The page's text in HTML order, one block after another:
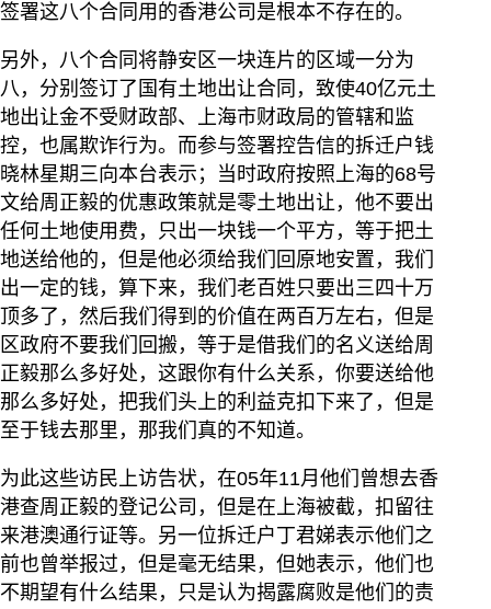
签署这八个合同用的香港公司是根本不存在的。
另外，八个合同将静安区一块连片的区域一分为
八，分别签订了国有土地出让合同，致使40亿元土
地出让金不受财政部、上海市财政局的管辖和监
控，也属欺诈行为。而参与签署控告信的拆迁户钱
晓林星期三向本台表示；当时政府按照上海的68号
文给周正毅的优惠政策就是零土地出让，他不要出
任何土地使用费，只出一块钱一个平方，等于把土
地送给他的，但是他必须给我们回原地安置，我们
出一定的钱，算下来，我们老百姓只要出三四十万
顶多了，然后我们得到的价值在两百万左右，但是
区政府不要我们回搬，等于是借我们的名义送给周
正毅那么多好处，这跟你有什么关系，你要送给他
那么多好处，把我们头上的利益克扣下来了，但是
至于钱去那里，那我们真的不知道。
为此这些访民上访告状，在05年11月他们曾想去香
港查周正毅的登记公司，但是在上海被截，扣留往
来港澳通行证等。另一位拆迁户丁君娣表示他们之
前也曾举报过，但是毫无结果，但她表示，他们也
不期望有什么结果，只是认为揭露腐败是他们的责